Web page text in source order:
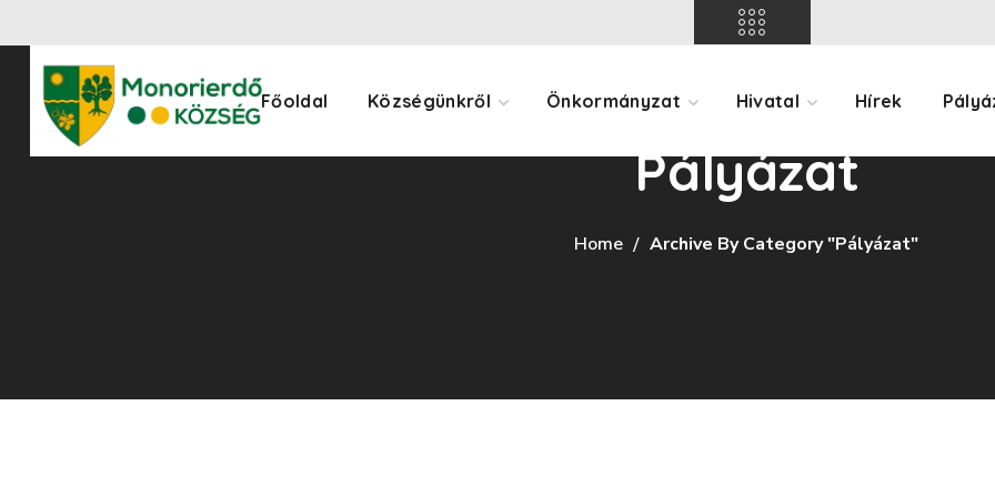
Főoldal Községünkről Önkormányzat Hivatal Hírek
Pályázat
Home Archive By Category "Pályázat"